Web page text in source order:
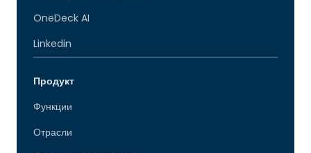
OneDeck AI
Linkedin
Продукт
Функции
Отрасли